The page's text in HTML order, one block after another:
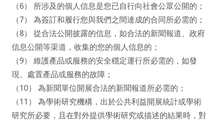
（6） 所涉及的個人信息是您已自行向社會公眾公開的；
（7） 為簽訂和履行您與我們之間達成的合同所必需的；
（8） 從合法公開披露的信息，如合法的新聞報道、政府
信息公開等渠道，收集的您的個人信息的；
（9） 維護產品或服務的安全穩定運行所必需的，如發
現、處置產品或服務的故障；
（10） 為新聞單位開展合法的新聞報道所必需的；
（11） 為學術研究機構，出於公共利益開展統計或學術
研究所必要，且在對外提供學術研究或描述的結果時，對